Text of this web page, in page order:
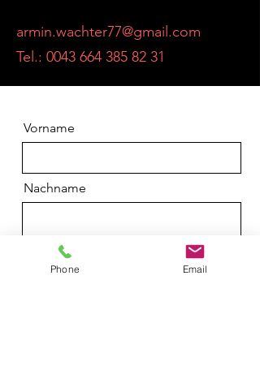
armin.wachter77@gmail.com
Tel.: 0043 664 385 82 31
Vorname
Nachname
EmailPhone Email